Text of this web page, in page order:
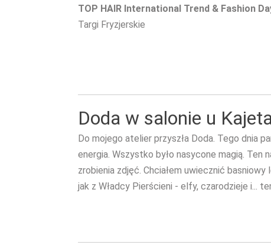
TOP HAIR International Trend & Fashion
Targi Fryzjerskie
Doda w salonie u
Do mojego atelier przyszła Doda. Tego dnia
energia. Wszystko było nasycone magią. Ten
zrobienia zdjęć. Chciałem uwiecznić basniowy
jak z Władcy Pierścieni - elfy, czarodzieje i...